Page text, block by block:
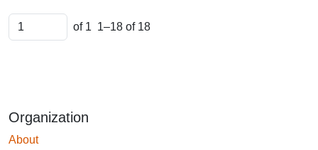
of 1 1–18 of 18
Organization
About